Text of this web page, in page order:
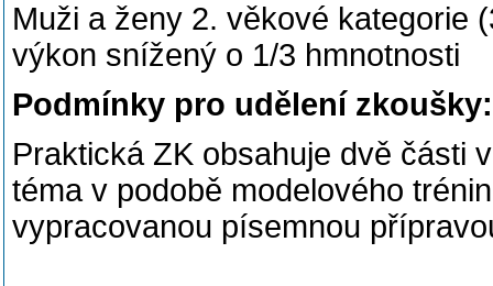
Muži a ženy 2. věkové kategorie
výkon snížený o 1/3 hmnotnosti
Podmínky pro udělení zkoušky:
Praktická ZK obsahuje dvě části
téma v podobě modelového
vypracovanou písemnou